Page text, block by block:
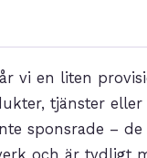
vi en liten
tjänster eller
sponsrade – de